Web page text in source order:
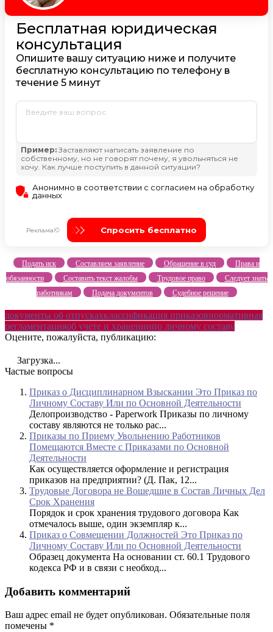
Подать иск Составляем заявление Обращение в суд
Права и
обязанности
Составить текст жалобы Трудовое право
Следует знать
работникам
Подача документов Судебное решение
документы об отпускахклассификация приказовнормативная
регламентацияоб учете и хранениипо личному составу
Оцените, пожалуйста, публикацию:
Загрузка...
Частые вопросы
Приказ о Дисциплинарном Взыскании Это Приказ по
Личному Составу Или по Основной Деятельности
Делопроизводство - Paperwork Приказы по личному
составу являются не только рас...
Приказы по Приему Увольнению Работников
Помещаются Вместе с Приказами по Основной
Деятельности
Как осуществляется оформление и регистрация
приказов на предприятии? (Д. Пак, 12...
Трудовые Договора не Вошедшие в Состав Личных Дел
Срок Хранения
Порядок и срок хранения трудового договора Как
отмечалось выше, один экземпляр к...
Приказ о Совмещении Должностей Это Приказ по
Личному Составу Или по Основной Деятельности
Образец документа На основании ст. 60.1 Трудового
кодекса РФ и в связи с необход...
Добавить комментарий
Ваш адрес email не будет опубликован. Обязательные поля
помечены *